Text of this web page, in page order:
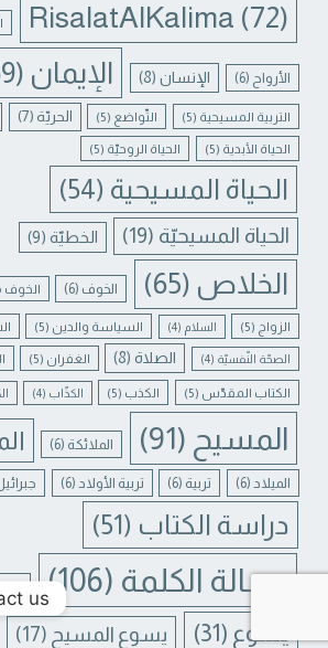
RisalatAlKalima (72)
الأرواح (6) الإنسان(8) الإيمان (69)
التربية المسيحية (5) التّواضع (5) الحريّة (7)
الحياة الأبدية (5) الحياة الروحيّة (5)
الحياة المسيحية (54)
الحياة المسيحيّة (19) الخطيّة (9)
الخلاص (65) الخوف (6) الخوف
الزواج (5) السلام (4) السياسة والدين (5)
الصحّة النّفسيّة (4) الصلاة(8) الغفران (5)
الكتاب المقدّس (5) الكذب (5) الكذّاب (4)
المسيح (91) الملائكة (6)
الميلاد (6) تربية (6) تربية الأولاد (6)
دراسة الكتاب (51)
رسالة الكلمة (106)
يسوع (31) يسوع المسيح (17)
us